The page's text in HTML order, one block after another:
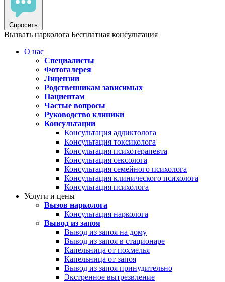
Спросить
Вызвать нарколога Бесплатная консультация
О нас
Специалисты
Фотогалерея
Лицензии
Родственникам зависимых
Пациентам
Частые вопросы
Руководство клиники
Консультации
Консультация аддиктолога
Консультация токсиколога
Консультация психотерапевта
Консультация сексолога
Консультация семейного психолога
Консультация клинического психолога
Консультация психолога
Услуги и цены
Вызов нарколога
Консультация нарколога
Вывод из запоя
Вывод из запоя на дому
Вывод из запоя в стационаре
Капельница от похмелья
Капельница от запоя
Вывод из запоя принудительно
Экстренное вытрезвление